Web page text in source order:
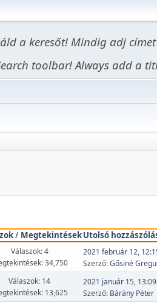
a keresőt! Mindig adj
toolbar! Always add a
/ MegtekintésekUtolsó
Válaszok: 4
34,750
2021 február 12,
Szerző:Gősiné
Válaszok: 14
13,625
2021 január 15,
Szerző: Bárány Péter